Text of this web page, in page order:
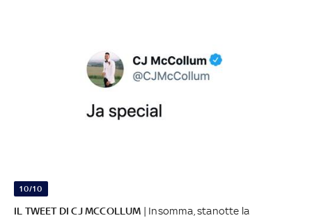
10/10
IL TWEET DI CJ MCCOLLUM | Insomma, stanotte la